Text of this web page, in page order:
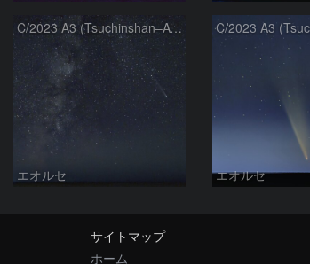
C/2023 A3 (Tsuchinshan–ATLAS)と天の川
エオルセ エオルセ
サイトマップ
ホーム